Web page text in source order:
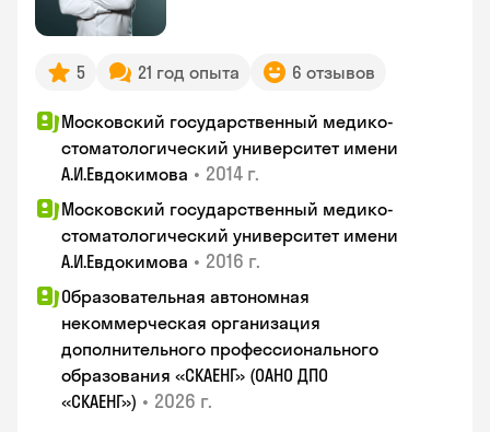
5 21 год опыта 6 отзывов
Московский государственный медико-
стоматологический университет имени
А.И.Евдокимова • 2014 г.
Московский государственный медико-
стоматологический университет имени
А.И.Евдокимова • 2016 г.
Образовательная автономная
некоммерческая организация
дополнительного профессионального
образования «СКАЕНГ» (ОАНО ДПО
«СКАЕНГ») • 2026 г.